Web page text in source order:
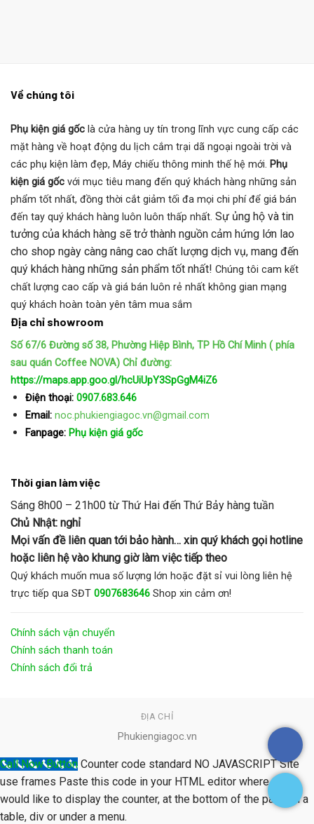
Về chúng tôi
Phụ kiện giá gốc là cửa hàng uy tín trong lĩnh vực cung cấp các
mặt hàng về hoạt động du lịch cắm trại dã ngoại ngoài trời và
các phụ kiện làm đẹp, Máy chiếu thông minh thế hệ mới. Phụ
kiện giá gốc với mục tiêu mang đến quý khách hàng những sản
phẩm tốt nhất, đồng thời cắt giảm tối đa mọi chi phí để giá bán
đến tay quý khách hàng luôn luôn thấp nhất. Sự ủng hộ và tin
tưởng của khách hàng sẽ trở thành nguồn cảm hứng lớn lao
cho shop ngày càng nâng cao chất lượng dịch vụ, mang đến
quý khách hàng những sản phẩm tốt nhất! Chúng tôi cam kết
chất lượng cao cấp và giá bán luôn rẻ nhất không gian mạng
quý khách hoàn toàn yên tâm mua sắm
Địa chỉ showroom
Số 67/6 Đường số 38, Phường Hiệp Bình, TP Hồ Chí Minh ( phía
sau quán Coffee NOVA) Chỉ đường:
https://maps.app.goo.gl/hcUiUpY3SpGgM4iZ6
Điện thoại: 0907.683.646
Email:noc.phukiengiagoc.vn@gmail.com
Fanpage:Phụ kiện giá gốc
Thời gian làm việc
Sáng 8h00 – 21h00 từ Thứ Hai đến Thứ Bảy hàng tuần
Chủ Nhật: nghỉ
Mọi vấn đề liên quan tới bảo hành… xin quý khách gọi hotline
hoặc liên hệ vào khung giờ làm việc tiếp theo
Quý khách muốn mua số lượng lớn hoặc đặt sỉ vui lòng liên hệ
trực tiếp qua SĐT 0907683646 Shop xin cảm ơn!
Chính sách vận chuyển
Chính sách thanh toán
Chính sách đổi trả
ĐỊA CHỈ
Phukiengiagoc.vn
Call Now Button Counter code standard NO JAVASCRIPT Site
use frames Paste this code in your HTML editor where you
would like to display the counter, at the bottom of the page, in a
table, div or under a menu.